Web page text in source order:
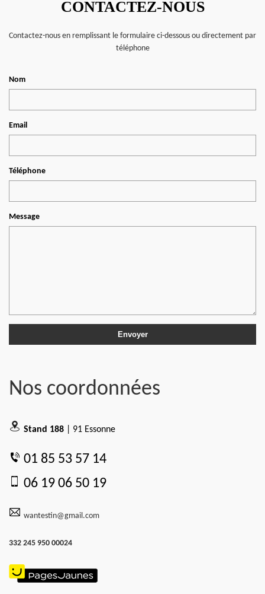
CONTACTEZ-NOUS
Contactez-nous en remplissant le formulaire ci-dessous ou directement par
téléphone
Nom
Email
Téléphone
Message
Nos coordonnées
Stand 188 | 91 Essonne
01 85 53 57 14
06 19 06 50 19
wantestin@gmail.com
332 245 950 00024